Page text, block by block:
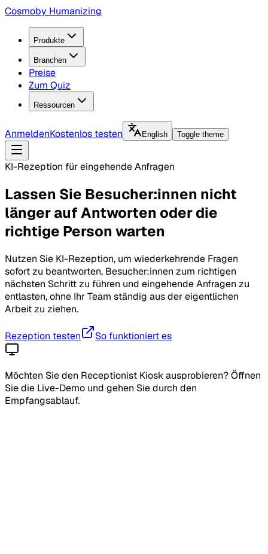
Cosmoby Humanizing
Produkte
Branchen
Preise
Zum Quiz
Ressourcen
AnmeldenKostenlos testen English Toggle theme
KI-Rezeption für eingehende Anfragen
Lassen Sie Besucher:innen nicht
länger auf Antworten oder die
richtige Person warten
Nutzen Sie KI-Rezeption, um wiederkehrende Fragen
sofort zu beantworten, Besucher:innen zum richtigen
nächsten Schritt zu führen und eingehende Anfragen zu
entlasten, ohne Ihr Team ständig aus der eigentlichen
Arbeit zu ziehen.
Rezeption testen So funktioniert es
Möchten Sie den Receptionist Kiosk ausprobieren? Öffnen
Sie die Live-Demo und gehen Sie durch den
Empfangsablauf.